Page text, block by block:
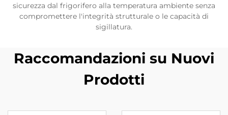
sicurezza dal frigorifero alla temperatura ambiente senza
compromettere l'integrità strutturale o le capacità di
sigillatura.
Raccomandazioni su Nuovi
Prodotti